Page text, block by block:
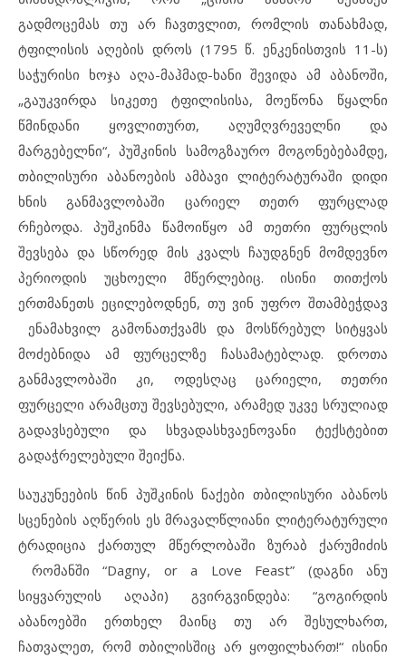
გადმოცემას თუ არ ჩავთვლით, რომლის თანახმად,
ტფილისის აღების დროს (1795 წ. ენკენისთვის 11-ს)
საჭურისი ხოჯა აღა-მაჰმად-ხანი შევიდა ამ აბანოში,
„გაუკვირდა სიკეთე ტფილისისა, მოეწონა წყალნი
წმინდანი ყოვლითურთ, აღუმღვრეველნი და
მარგებელნი“, პუშკინის სამოგზაურო მოგონებებამდე,
თბილისური აბანოების ამბავი ლიტერატურაში დიდი
ხნის განმავლობაში ცარიელ თეთრ ფურცლად
რჩებოდა. პუშკინმა წამოიწყო ამ თეთრი ფურცლის
შევსება და სწორედ მის კვალს ჩაუდგნენ მომდევნო
პერიოდის უცხოელი მწერლებიც. ისინი თითქოს
ერთმანეთს ეცილებოდნენ, თუ ვინ უფრო შთამბეჭდავ
ენამახვილ გამონათქვამს და მოსწრებულ სიტყვას
მოძებნიდა ამ ფურცელზე ჩასამატებლად. დროთა
განმავლობაში კი, ოდესღაც ცარიელი, თეთრი
ფურცელი არამცთუ შევსებული, არამედ უკვე სრულიად
გადავსებული და სხვადასხვაენოვანი ტექსტებით
გადაჭრელებული შეიქნა.
საუკუნეების წინ პუშკინის ნაქები თბილისური აბანოს
სცენების აღწერის ეს მრავალწლიანი ლიტერატურული
ტრადიცია ქართულ მწერლობაში ზურაბ ქარუმიძის
რომანში “Dagny, or a Love Feast” (დაგნი ანუ
სიყვარულის აღაპი) გვირგვინდება: “გოგირდის
აბანოებში ერთხელ მაინც თუ არ შესულხართ,
ჩათვალეთ, რომ თბილისშიც არ ყოფილხართ!“ ისინი